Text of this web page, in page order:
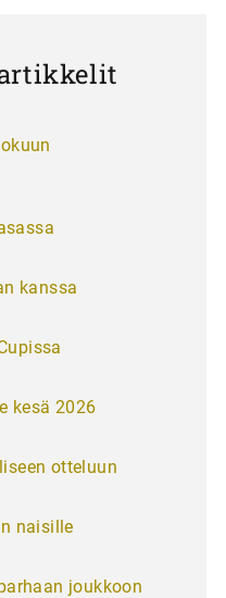
kanssa
kesä 2026
otteluun
naisille
joukkoon